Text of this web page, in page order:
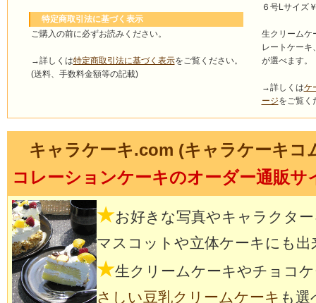
特定商取引法に基づく表示
ご購入の前に必ずお読みください。
→詳しくは特定商取引法に基づく表示をご覧ください。
(送料、手数料金額等の記載)
６号Lサイズ
生クリームケ
レートケーキ
が選べます。
→詳しくはケ
ージをご覧く
キャラケーキ.com (キャラケーキコ
コレーションケーキのオーダー通販サ
★お好きな写真やキャラクタ
マスコットや立体ケーキにも出
★生クリームケーキやチョコ
さしい豆乳クリームケーキ も選